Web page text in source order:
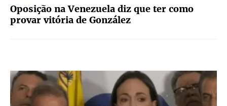
Oposição na Venezuela diz que ter como
provar vitória de González